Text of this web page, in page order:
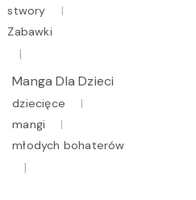
stwory
Zabawki
Manga Dla Dzieci
dziecięce
mangi
młodych bohaterów